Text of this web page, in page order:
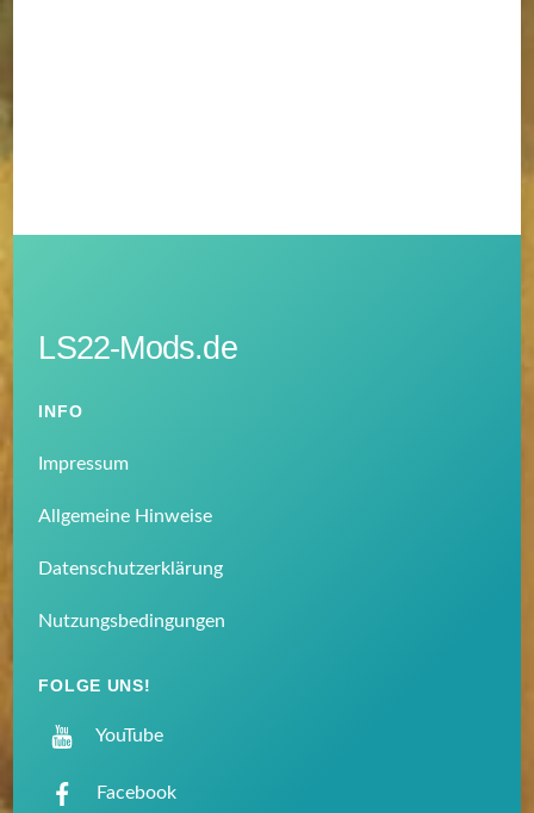
LS22-Mods.de
INFO
Impressum
Allgemeine Hinweise
Datenschutzerklärung
Nutzungsbedingungen
FOLGE UNS!
YouTube
Facebook